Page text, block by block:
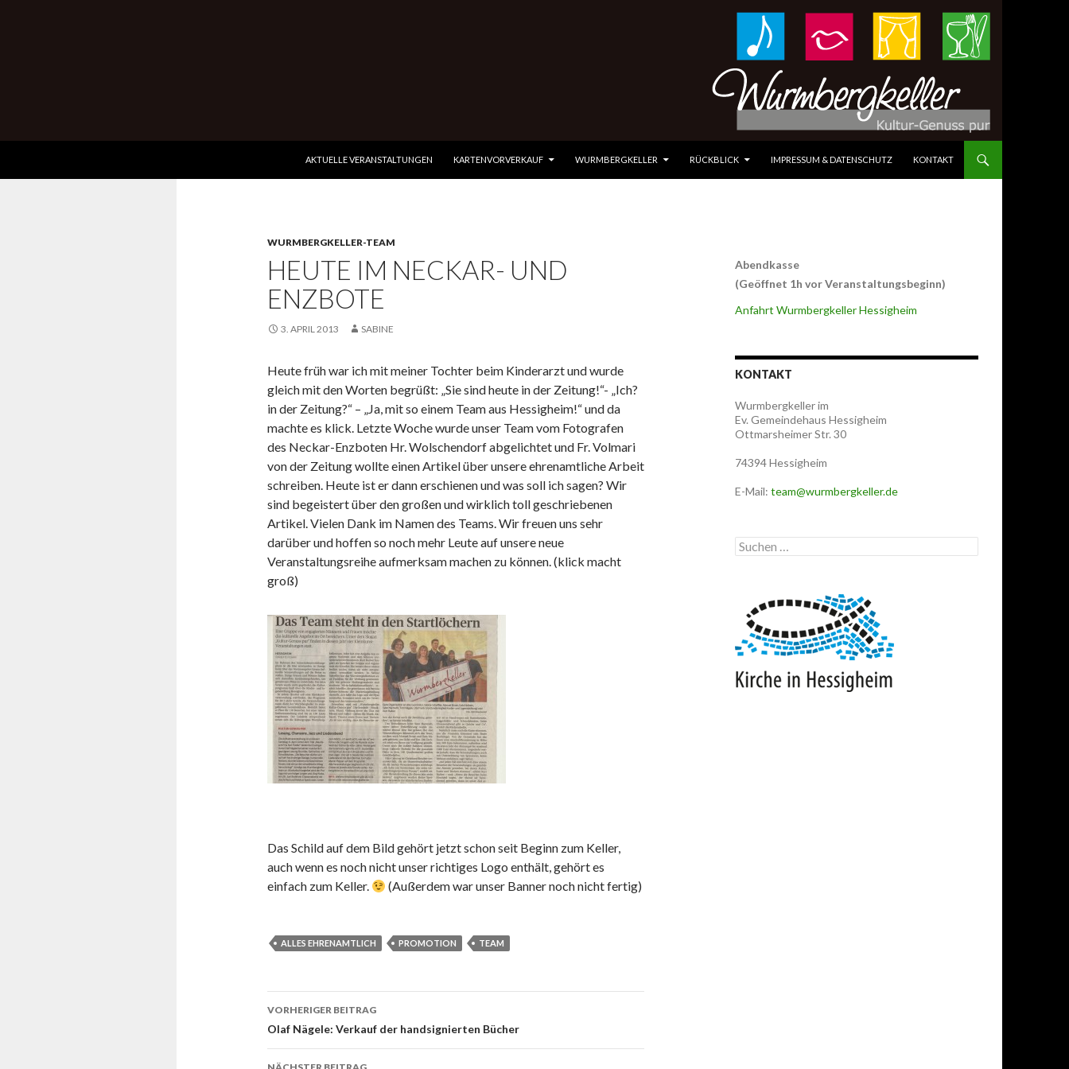
Wurmbergkeller im Ev. Gemeindehaus HessigheimAKTUELLE VERANSTALTUNGEN
KARTENVORVERKAUF WURMBERGKELLER RÜCKBLICK IMPRESSUM & DATENSCHUTZ KONTAKT
WURMBERGKELLER-TEAM
HEUTE IM NECKAR- UND
ENZBOTE
3. APRIL 2013 SABINE
Heute früh war ich mit meiner Tochter beim Kinderarzt und wurde
gleich mit den Worten begrüßt: „Sie sind heute in der Zeitung!“- „Ich?
in der Zeitung?“ – „Ja, mit so einem Team aus Hessigheim!“ und da
machte es klick. Letzte Woche wurde unser Team vom Fotografen
des Neckar-Enzboten Hr. Wolschendorf abgelichtet und Fr. Volmari
von der Zeitung wollte einen Artikel über unsere ehrenamtliche Arbeit
schreiben. Heute ist er dann erschienen und was soll ich sagen? Wir
sind begeistert über den großen und wirklich toll geschriebenen
Artikel. Vielen Dank im Namen des Teams. Wir freuen uns sehr
darüber und hoffen so noch mehr Leute auf unsere neue
Veranstaltungsreihe aufmerksam machen zu können. (klick macht
groß)
Das Schild auf dem Bild gehört jetzt schon seit Beginn zum Keller,
auch wenn es noch nicht unser richtiges Logo enthält, gehört es
einfach zum Keller.
(Außerdem war unser Banner noch nicht fertig)
ALLES EHRENAMTLICH PROMOTION TEAM
Beitrags-
Navigation
VORHERIGER BEITRAG
Olaf Nägele: Verkauf der handsignierten Bücher
Abendkasse
(Geöffnet 1h vor Veranstaltungsbeginn)
Anfahrt Wurmbergkeller Hessigheim
KONTAKT
Wurmbergkeller im
Ev. Gemeindehaus Hessigheim
Ottmarsheimer Str. 30
74394 Hessigheim
E-Mail: team@wurmbergkeller.de
Suchen
nach: